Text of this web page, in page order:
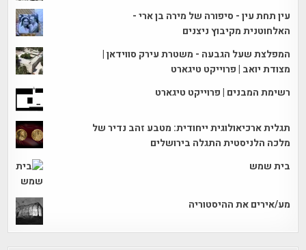
עין תחת עין - סיפורה של מירה בן ארי -
האלחוטנית מקיבוץ ניצנים
המפלצת שעל הגבעה - משטרת עירק סווידאן |
מצודת יואב | פרוייקט טיגארט
רשימת המבנים | פרוייקט טיגארט
תגלית ארכיאולוגית ייחודית: מטבע זהב נדיר של
מלכה הלניסטית התגלה בירושלים
בית שמש
מע/אירים את ההיסטוריה